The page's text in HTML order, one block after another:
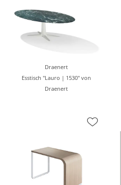
Draenert
Esstisch "Lauro | 1530" von
Draenert